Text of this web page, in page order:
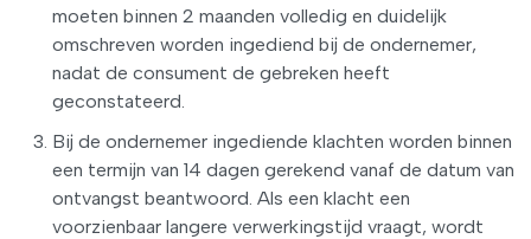
moeten binnen 2 maanden volledig en duidelijk
omschreven worden ingediend bij de ondernemer,
nadat de consument de gebreken heeft
geconstateerd.
Bij de ondernemer ingediende klachten worden binnen
een termijn van 14 dagen gerekend vanaf de datum van
ontvangst beantwoord. Als een klacht een
voorzienbaar langere verwerkingstijd vraagt, wordt